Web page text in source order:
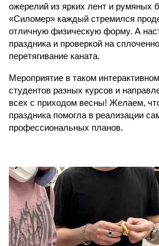
ожерелий из ярких лент и румяных
«Силомер» каждый стремился
отличную физическую форму. А
праздника и проверкой на
перетягивание каната.
Мероприятие в таком
студентов разных курсов и
всех с приходом весны! Желаем,
праздника помогла в реализации
профессиональных планов.